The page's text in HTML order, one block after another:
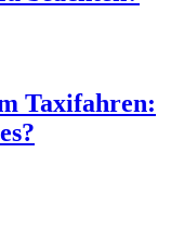
Taxifahren: